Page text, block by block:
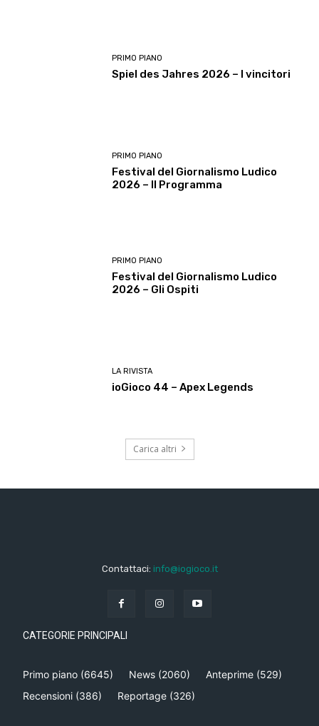
PRIMO PIANO
Spiel des Jahres 2026 – I vincitori
PRIMO PIANO
Festival del Giornalismo Ludico
2026 – Il Programma
PRIMO PIANO
Festival del Giornalismo Ludico
2026 – Gli Ospiti
LA RIVISTA
ioGioco 44 – Apex Legends
Carica altri
Contattaci: info@iogioco.it
CATEGORIE PRINCIPALI
Primo piano (6645) News (2060) Anteprime (529)
Recensioni (386) Reportage (326)